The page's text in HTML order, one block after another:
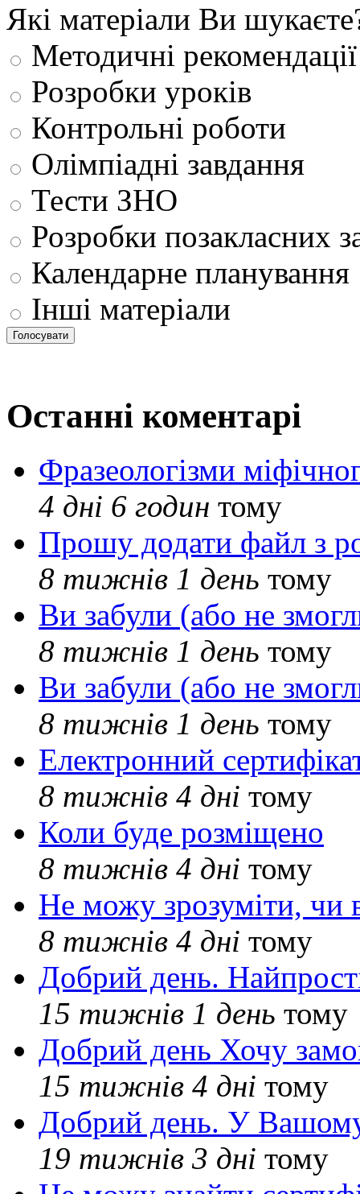
Які матеріали Ви
Методичні рекомендації
Розробки уроків
Контрольні роботи
Олімпіадні завдання
Тести ЗНО
Розробки позакласних
Календарне планування
Інші матеріали
Останні коментарі
Фразеологізми
4 дні 6 годин тому
Прошу додати файл з
8 тижнів 1 день тому
Ви забули (або не
8 тижнів 1 день тому
Ви забули (або не
8 тижнів 1 день тому
Електронний
8 тижнів 4 дні тому
Коли буде розміщено
8 тижнів 4 дні тому
Не можу зрозуміти, чи
8 тижнів 4 дні тому
Добрий день.
15 тижнів 1 день тому
Добрий день Хочу
15 тижнів 4 дні тому
Добрий день. У Вашому
19 тижнів 3 дні тому